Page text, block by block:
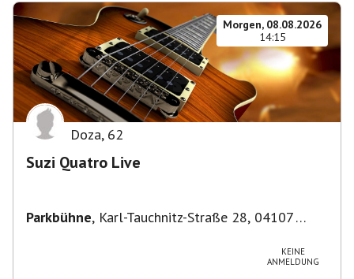
Morgen, 08.08.2026
14:15
Doza, 62
Suzi Quatro Live
Parkbühne, Karl-Tauchnitz-Straße 28, 04107
KEINE
ANMELDUNG